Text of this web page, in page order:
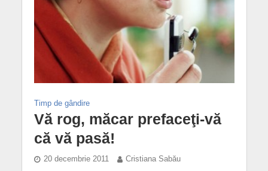
Timp de gândire
Vă rog, măcar prefaceţi-vă
că vă pasă!
20 decembrie 2011 Cristiana Sabău